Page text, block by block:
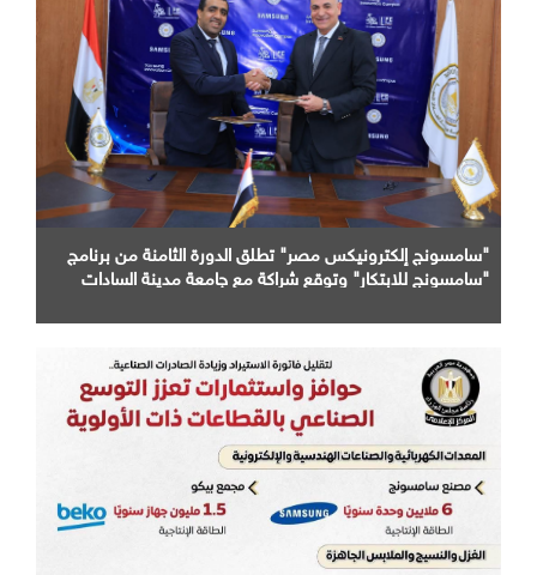
"سامسونج إلكترونيكس مصر" تطلق الدورة الثامنة من برنامج
"سامسونج للابتكار" وتوقع شراكة مع جامعة مدينة السادات